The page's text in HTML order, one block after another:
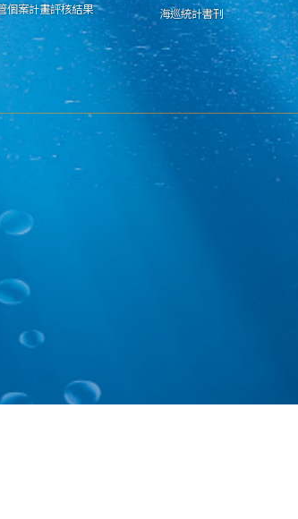
個案計畫評核結果
海巡統計書刊